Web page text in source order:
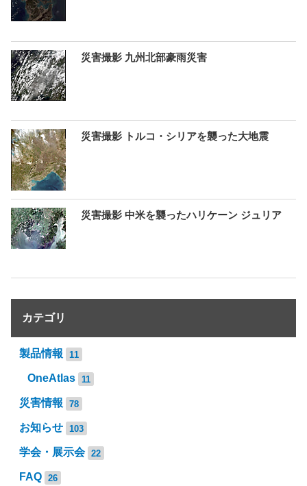
災害撮影 九州北部豪雨災害
災害撮影 トルコ・シリアを襲った大地震
災害撮影 中米を襲ったハリケーン ジュリア
カテゴリ
製品情報 11
OneAtlas 11
災害情報 78
お知らせ 103
学会・展示会 22
FAQ 26